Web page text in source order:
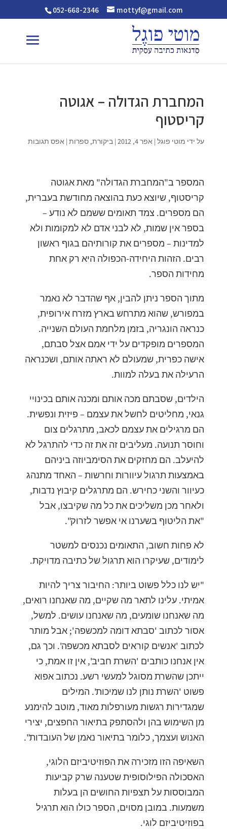
052-668-2346 mottyf@gmail.com
המחברת הגדולה – אגוטה
קריסטוף
על ידי מוטי פוגל| אפר 4, 2012 | ביקורת, ספרות| אפס תגובות
המספר ב"המחברת הגדולה" מאת אגוטה
קריסטוף, שיוצא כעת בהוצאה מחודשת בעברית,
הם מספרים. צמד תאומים ששמם לא נודע –
בספר אין שמות, לא לבני אדם לא למקומות ולא
למדינות – מספרים את קורותיהם בגוף ראשון
רבים. הזהות היחידה-הכפולה היא רק אחת
מחידות הספר.
מתוך הספר ניתן להבין, אף שהדבר לא נאמר
במפורש, שהוא מתרחש בארץ מזרח אירופית,
כנראה הונגריה, בזמן מלחמת העולם השנייה.
המספרים מופקדים על ידי אמם אצל סבתם,
אישה כפרית, שמעולם לא ראתה אותם, ושכנראה
הרעילה את בעלה למוות.
הילדים, שסבתם מכה אותם ומכנה אותם בכינויי
גנאי, מחליטים לחשל את עצמם – פיזית ונפשית.
הם מרגילים את עצמם לכאב, מתרגלים צום
וחוסר תנועה. מעליבים זה את זה כדי להתרגל לא
להיעלב. הם מחזקים את הסימביוזה ביניהם
באמצעות תרגול עיוורות וחרשות – האחד מתנהג
כעיוור והשני כחירש. הם מתרגלים קיבוץ נדבות,
ולאחר מכן משליכים את כל מה שקיבצו, אבל
"את הליטוף בשערנו אי אפשר לזרוק".
לא פחות חשוב, התאומים נכנסים למשטר
לימודים, שעיקרו הוא תרגול של כתיבה מדויקת.
"יש לנו כלל פשוט ביותר: החיבור צריך להיות
אמיתי. עלינו לתאר מה שקיים, מה שאנחנו רואים,
מה שאנחנו שומעים, מה שאנחנו עושים. למשל,
אסור לכתוב 'סבתא דומה למכשפה'; אבל מותר
לכתוב 'אנשים קוראים לסבתא מכשפה'. וכך גם,
אין אנחנו כותבים 'השרת חביב', אין זו אמת, כי
ייתכן שהשרת מסוגל למעשי רשע. נכתוב אפוא
פשוט 'השרת נותן לנו שמיכות'. המילים
שמגדירות רגשות מעורפלות מאוד, מוטב להימנע
מן השימוש בהן ולהסתפק בתיאור החפצים, יצירי
האנוש ועצמך, כלומר בתיאור נאמן של העובדות".
השאיפה הזו מזכירה את הפוזיטיביזם הלוגי,
האסכולה הפילוסופית שטענה שרק קביעות
המבוססות על תצפיות החושים הן בעלות
משמעות. במובן מסוים, הספר כולו הוא תרגיל
בפוזיטיביזם לוגי.